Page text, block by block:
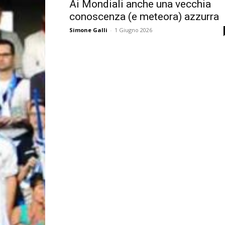
Ai Mondiali anche una vecchia
conoscenza (e meteora) azzurra
Simone Galli - 1 Giugno 2026